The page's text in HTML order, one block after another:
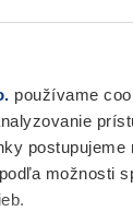
používame
možnosti